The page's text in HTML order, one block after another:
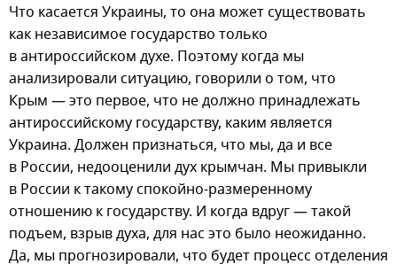
Что касается Украины, то она может существовать
как независимое государство только
в антироссийском духе. Поэтому когда мы
анализировали ситуацию, говорили о том, что
Крым — это первое, что не должно принадлежать
антироссийскому государству, каким является
Украина. Должен признаться, что мы, да и все
в России, недооценили дух крымчан. Мы привыкли
в России к такому спокойно-размеренному
отношению к государству. И когда вдруг — такой
подъем, взрыв духа, для нас это было неожиданно.
Да, мы прогнозировали, что будет процесс отделения